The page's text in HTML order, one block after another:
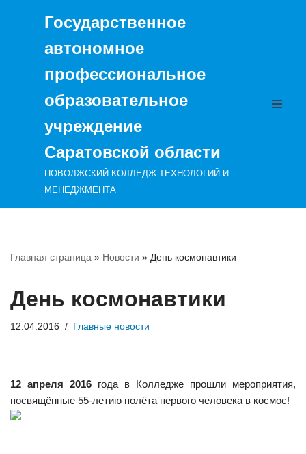
содержимому
Государственное
автономное
профессиональное
образовательное
учреждение
Саратовской области
ПОВОЛЖСКИЙ КОЛЛЕДЖ ТЕХНОЛОГИЙ И
МЕНЕДЖМЕНТА
Главная страница » Новости » День космонавтики
День космонавтики
12.04.2016 Главные новости
12 апреля 2016 года в Колледже прошли мероприятия,
посвящённые 55-летию полёта первого человека в космос!